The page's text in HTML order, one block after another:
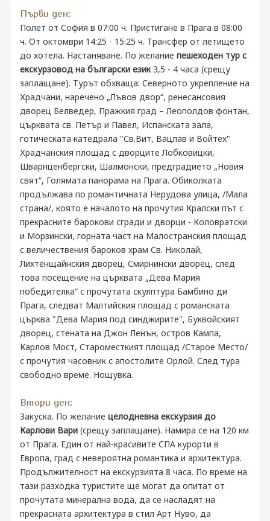
Първи ден:
Полет от София в 07:00 ч. Пристигане в Прага в 08:00
ч. От октомври 14:25 - 15:25 ч. Трансфер от летището
до хотела. Настаняване. По желание пешеходен тур с
екскурзовод на български език3,5 - 4 часа (срещу
заплащане). Турът обхваща: Северното укрепление на
Храдчани, наречено „Лъвов двор“, ренесансовия
дворец Белведер, Пражкия град – Леополдов фонтан,
църквата св. Петър и Павел, Испанската зала,
готическата катедрала "Св.Вит, Вацлав и Войтех"
Храдчанския площад с дворците Лобковицки,
Шварнценбергски, Шалмонски, предградието „Новия
свят“, Голямата панорама на Прага. Обиколката
продължава по романтичната Нерудова улица, /Мала
страна/, която е началото на прочутия Кралски път с
прекрасните барокови сгради и дворци - Коловратски
и Морзински, горната част на Малостранския площад
с величествения бароков храм Св. Николай,
Лихтенщайнския дворец, Смирнински дворец, след
това посещение на църквата „Дева Мария
победителка“ с прочутата скулптура Бамбино ди
Прага, следват Малтийския площад с романската
църква "Дева Мария под синджирите", Буквойският
дворец, стената на Джон Ленън, остров Кампа,
Карлов Мост, Староместкият площад /Старое Место/
с прочутия часовник с апостолите Орлой. След тура
свободно време. Нощувка.
Втори ден:
Закуска. По желание целодневна екскурзия до
Карлови Вари (срещу заплащане). Намира се на 120 км
от Прага. Един от най-красивите СПА курорти в
Европа, град с невероятна романтика и архитектура.
Продължителност на екскурзията 8 часа. По време на
тази разходка туристите ще могат да опитат от
прочутата минерална вода, да се насладят на
прекрасната архитектура в стил Арт Нуво, да